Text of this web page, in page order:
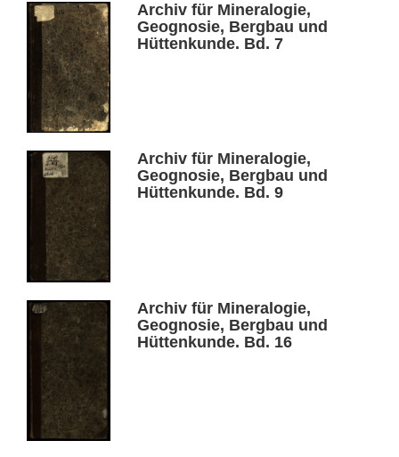
Archiv für Mineralogie,
Geognosie, Bergbau und
Hüttenkunde. Bd. 7
Archiv für Mineralogie,
Geognosie, Bergbau und
Hüttenkunde. Bd. 9
Archiv für Mineralogie,
Geognosie, Bergbau und
Hüttenkunde. Bd. 16